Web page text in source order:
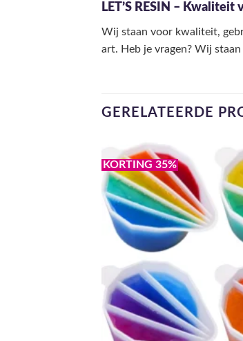
LET’S RESIN –
Wij staan voor kwaliteit,
art. Heb je vragen? Wij
GERELATEERDE
KORTING 35%